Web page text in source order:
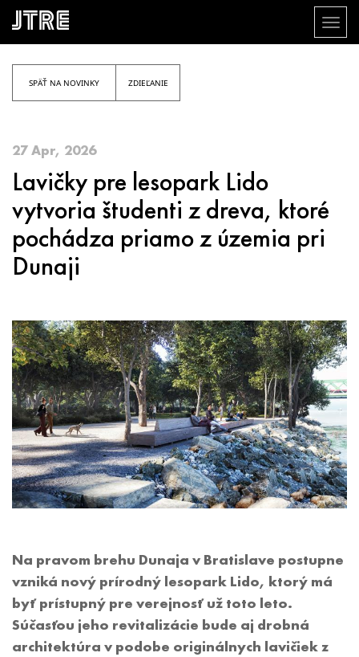
Skočiť
na
hlavnýSPÄŤ NA NOVINKY ZDIEĽANIE
27 Apr, 2026
Lavičky pre lesopark Lido
vytvoria študenti z dreva, ktoré
pochádza priamo z územia pri
Dunaji
Na pravom brehu Dunaja v Bratislave postupne
vzniká nový prírodný lesopark Lido, ktorý má
byť prístupný pre verejnosť už toto leto.
Súčasťou jeho revitalizácie bude aj drobná
architektúra v podobe originálnych lavičiek z